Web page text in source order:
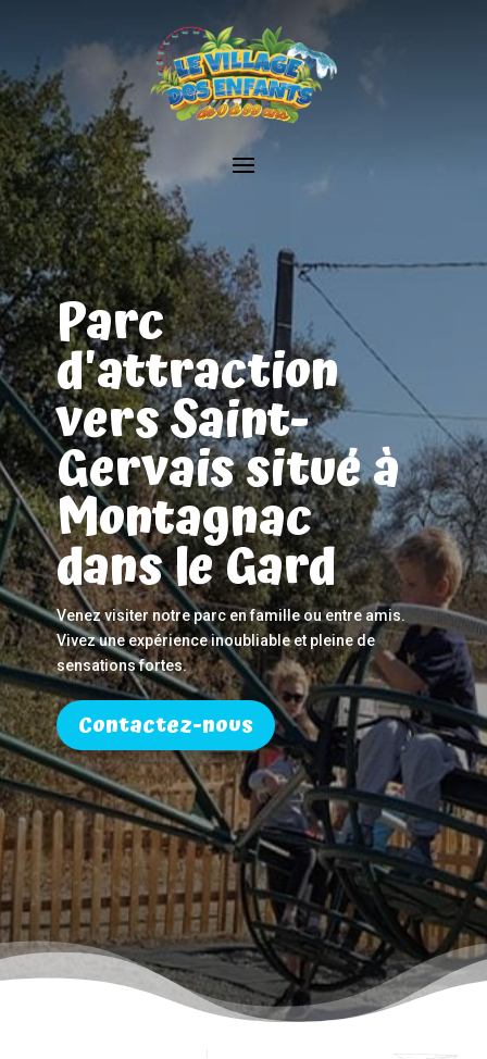
Parc
d'attraction
vers Saint-
Gervais situé à
Montagnac
dans le Gard
Venez visiter notre parc en famille ou entre amis.
Vivez une expérience inoubliable et pleine de
sensations fortes.
Contactez-nous